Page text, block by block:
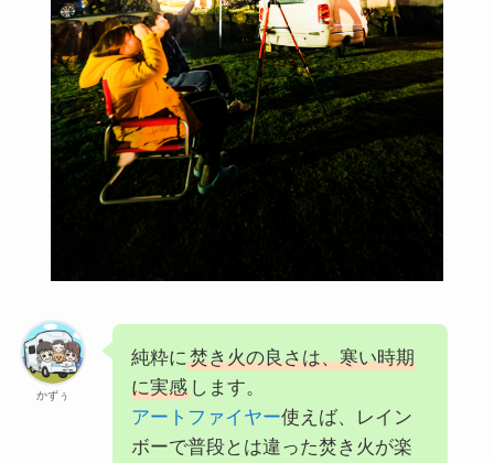
かずぅ
純粋に焚き火の良さは、寒い時期
に実感します。
アートファイヤー使えば、レイン
ボーで普段とは違った焚き火が楽